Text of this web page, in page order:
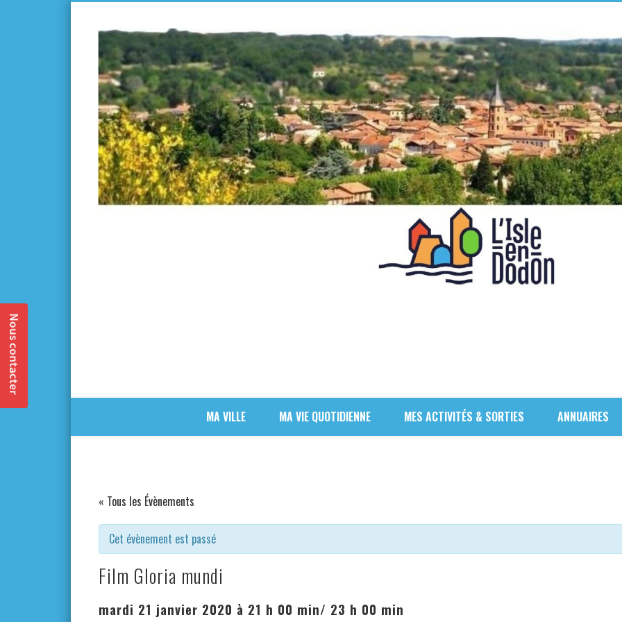
MA VILLE MA VIE QUOTIDIENNE MES ACTIVITÉS & SORTIES ANNUAIRES
« Tous les Évènements
Cet évènement est passé
Film Gloria mundi
mardi 21 janvier 2020 à 21 h 00 min/ 23 h 00 min